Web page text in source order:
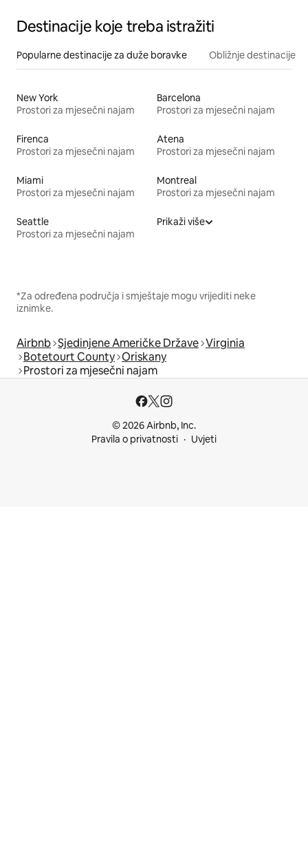
Destinacije koje treba istražiti
Popularne destinacije za duže boravke Obližnje destinacije
New York
Prostori za mjesečni najam
Barcelona
Prostori za mjesečni najam
Firenca
Prostori za mjesečni najam
Atena
Prostori za mjesečni najam
Miami
Prostori za mjesečni najam
Montreal
Prostori za mjesečni najam
Seattle
Prostori za mjesečni najam
Prikaži više
*Za određena područja i smještaje mogu vrijediti neke
iznimke.
Airbnb Sjedinjene Američke Države Virginia
Botetourt County Oriskany
Prostori za mjesečni najam
© 2026 Airbnb, Inc.
Pravila o privatnosti
Uvjeti